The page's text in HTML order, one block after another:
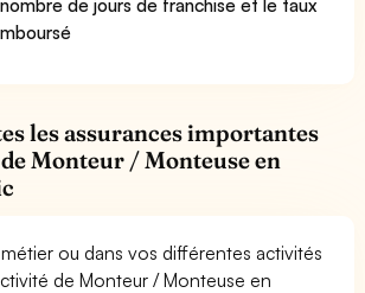
les assurances importantes
Monteur / Monteuse en
ou dans vos différentes activités
de Monteur / Monteuse en